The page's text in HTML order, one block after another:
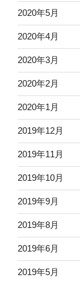
2020年5月
2020年4月
2020年3月
2020年2月
2020年1月
2019年12月
2019年11月
2019年10月
2019年9月
2019年8月
2019年6月
2019年5月